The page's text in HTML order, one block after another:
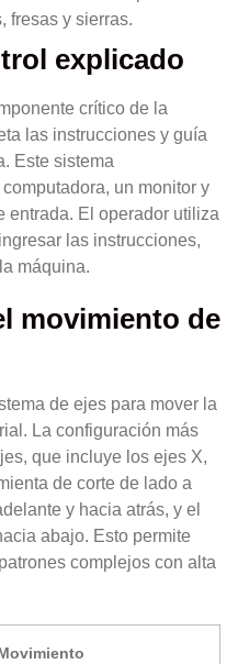
fresas y sierras.
explicado
crítico de la
las instrucciones y guía
Este sistema
un monitor y
entrada. El operador utiliza
las instrucciones,
máquina.
movimiento de
de ejes para mover la
La configuración más
que incluye los ejes X,
de corte de lado a
y hacia atrás, y el
abajo. Esto permite
complejos con alta